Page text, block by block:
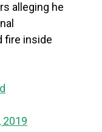
alleging he
fire inside
2019